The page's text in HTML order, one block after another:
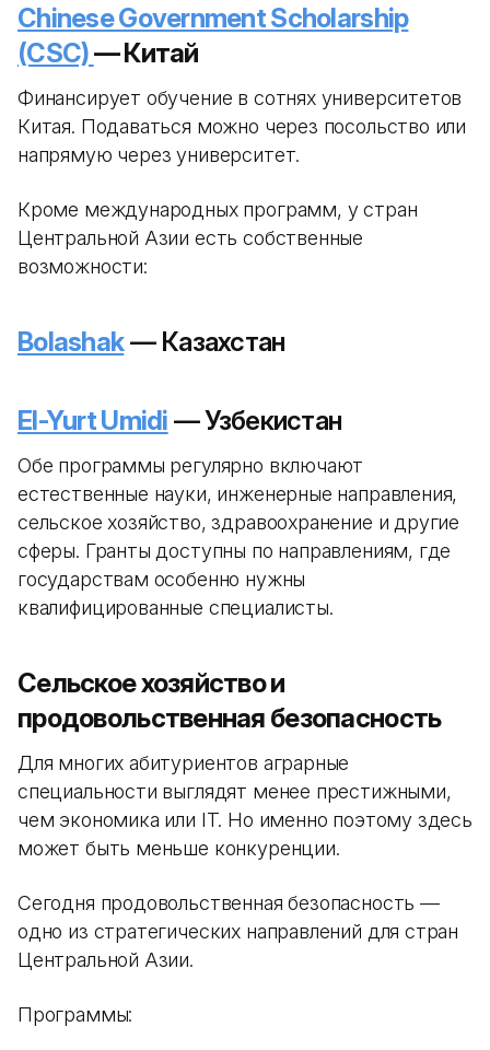
Chinese Government Scholarship
(CSC)— Китай
Финансирует обучение в сотнях университетов
Китая. Подаваться можно через посольство или
напрямую через университет.
Кроме международных программ, у стран
Центральной Азии есть собственные
возможности:
Bolashak— Казахстан
El-Yurt Umidi — Узбекистан
Обе программы регулярно включают
естественные науки, инженерные направления,
сельское хозяйство, здравоохранение и другие
сферы. Гранты доступны по направлениям, где
государствам особенно нужны
квалифицированные специалисты.
Сельское хозяйство и
продовольственная безопасность
Для многих абитуриентов аграрные
специальности выглядят менее престижными,
чем экономика или IT. Но именно поэтому здесь
может быть меньше конкуренции.
Сегодня продовольственная безопасность —
одно из стратегических направлений для стран
Центральной Азии.
Программы: